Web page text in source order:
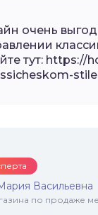
очень
тут:
Васильевна
по продаже